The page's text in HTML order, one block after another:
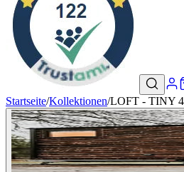
Startseite/Kollektionen/LOFT - TINY